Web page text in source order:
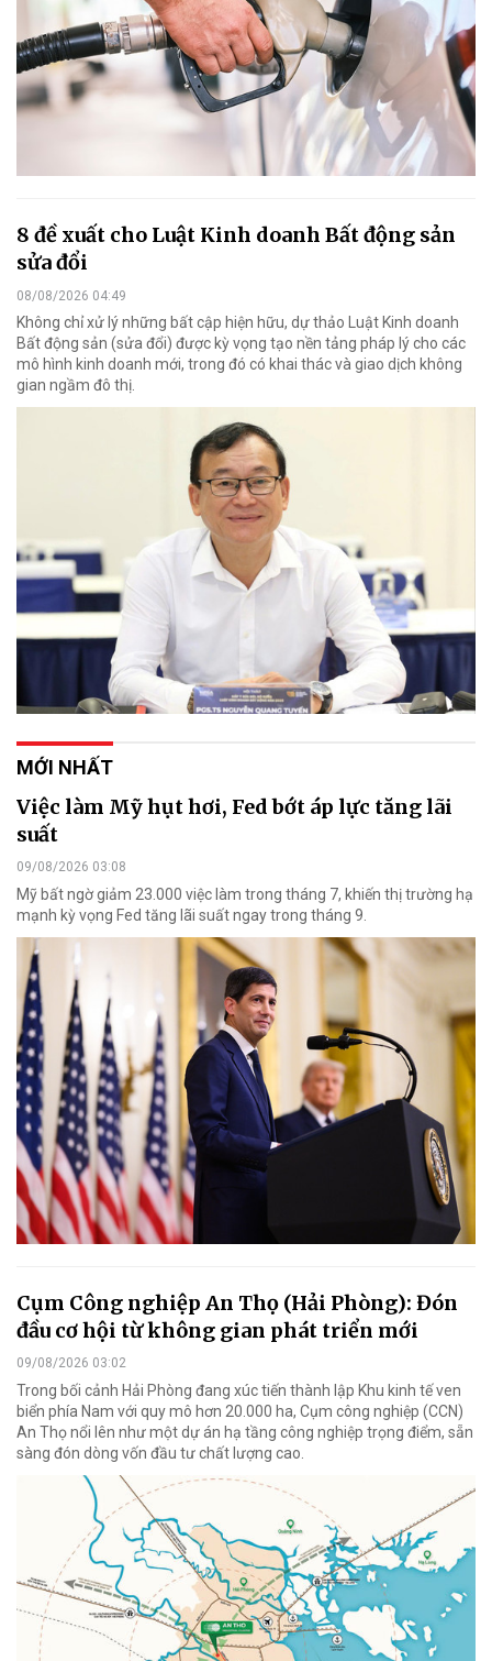
8 đề xuất cho Luật Kinh doanh Bất động sản
sửa đổi
08/08/2026 04:49
Không chỉ xử lý những bất cập hiện hữu, dự thảo Luật Kinh doanh
Bất động sản (sửa đổi) được kỳ vọng tạo nền tảng pháp lý cho các
mô hình kinh doanh mới, trong đó có khai thác và giao dịch không
gian ngầm đô thị.
MỚI NHẤT
Việc làm Mỹ hụt hơi, Fed bớt áp lực tăng lãi
suất
09/08/2026 03:08
Mỹ bất ngờ giảm 23.000 việc làm trong tháng 7, khiến thị trường hạ
mạnh kỳ vọng Fed tăng lãi suất ngay trong tháng 9.
Cụm Công nghiệp An Thọ (Hải Phòng): Đón
đầu cơ hội từ không gian phát triển mới
09/08/2026 03:02
Trong bối cảnh Hải Phòng đang xúc tiến thành lập Khu kinh tế ven
biển phía Nam với quy mô hơn 20.000 ha, Cụm công nghiệp (CCN)
An Thọ nổi lên như một dự án hạ tầng công nghiệp trọng điểm, sẵn
sàng đón dòng vốn đầu tư chất lượng cao.